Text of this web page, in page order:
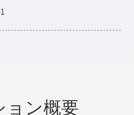
ョン概要